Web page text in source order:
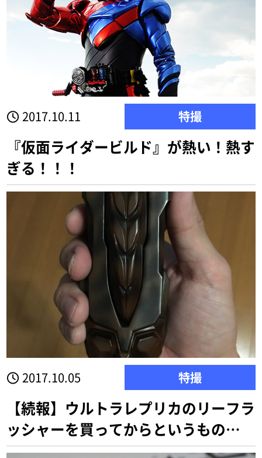
2017.10.11 特撮
『仮面ライダービルド』が熱い！熱す
ぎる！！！
2017.10.05 特撮
【続報】ウルトラレプリカのリーフラ
ッシャーを買ってからというもの…